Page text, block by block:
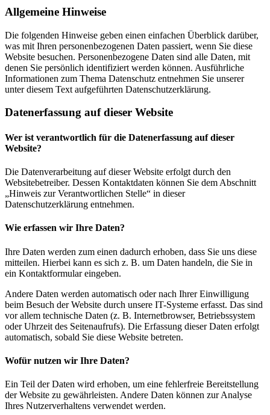
Allgemeine Hinweise
Die folgenden Hinweise geben einen einfachen Überblick darüber,
was mit Ihren personenbezogenen Daten passiert, wenn Sie diese
Website besuchen. Personenbezogene Daten sind alle Daten, mit
denen Sie persönlich identifiziert werden können. Ausführliche
Informationen zum Thema Datenschutz entnehmen Sie unserer
unter diesem Text aufgeführten Datenschutzerklärung.
Datenerfassung auf dieser Website
Wer ist verantwortlich für die Datenerfassung auf dieser
Website?
Die Datenverarbeitung auf dieser Website erfolgt durch den
Websitebetreiber. Dessen Kontaktdaten können Sie dem Abschnitt
„Hinweis zur Verantwortlichen Stelle“ in dieser
Datenschutzerklärung entnehmen.
Wie erfassen wir Ihre Daten?
Ihre Daten werden zum einen dadurch erhoben, dass Sie uns diese
mitteilen. Hierbei kann es sich z. B. um Daten handeln, die Sie in
ein Kontaktformular eingeben.
Andere Daten werden automatisch oder nach Ihrer Einwilligung
beim Besuch der Website durch unsere IT-Systeme erfasst. Das sind
vor allem technische Daten (z. B. Internetbrowser, Betriebssystem
oder Uhrzeit des Seitenaufrufs). Die Erfassung dieser Daten erfolgt
automatisch, sobald Sie diese Website betreten.
Wofür nutzen wir Ihre Daten?
Ein Teil der Daten wird erhoben, um eine fehlerfreie Bereitstellung
der Website zu gewährleisten. Andere Daten können zur Analyse
Ihres Nutzerverhaltens verwendet werden.